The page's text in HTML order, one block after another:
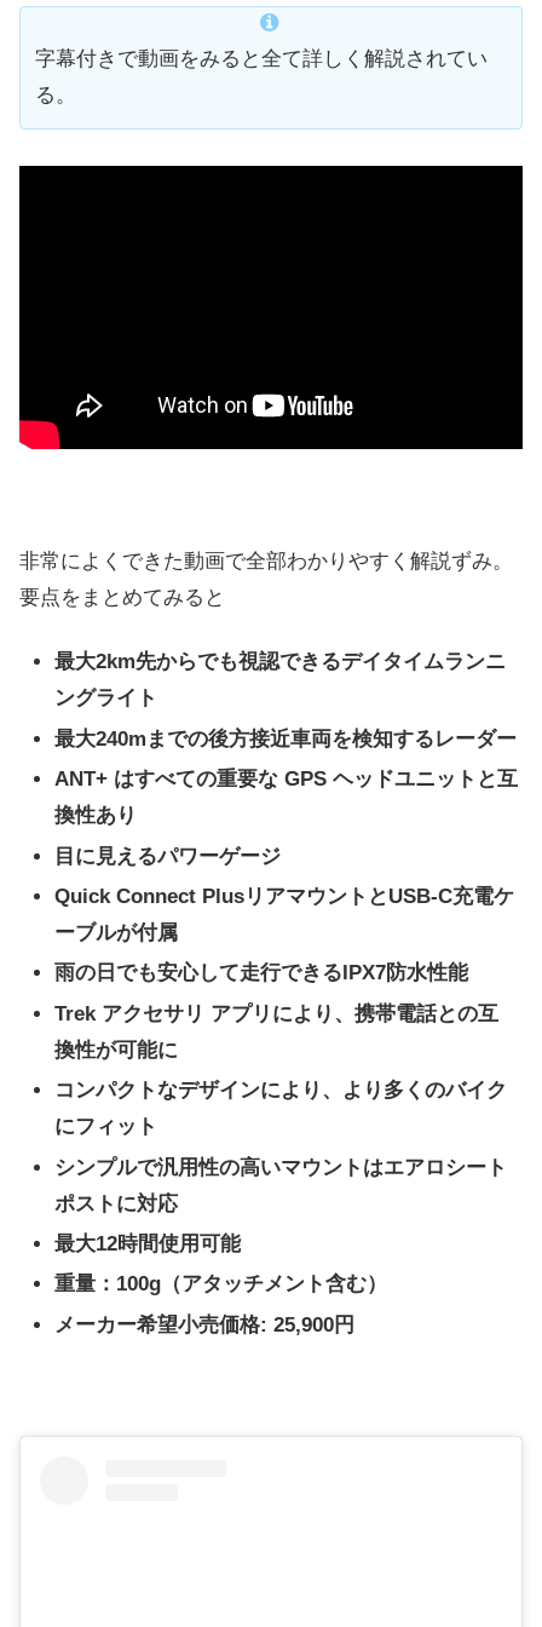
字幕付きで動画をみると全て詳しく解説されてい
る。
非常によくできた動画で全部わかりやすく解説ずみ。
要点をまとめてみると
最大2km先からでも視認できるデイタイムランニ
ングライト
最大240mまでの後方接近車両を検知するレーダー
ANT+ はすべての重要な GPS ヘッドユニットと互
換性あり
目に見えるパワーゲージ
Quick Connect PlusリアマウントとUSB-C充電ケ
ーブルが付属
雨の日でも安心して走行できるIPX7防水性能
Trek アクセサリ アプリにより、携帯電話との互
換性が可能に
コンパクトなデザインにより、より多くのバイク
にフィット
シンプルで汎用性の高いマウントはエアロシート
ポストに対応
最大12時間使用可能
重量：100g（アタッチメント含む）
メーカー希望小売価格: 25,900円